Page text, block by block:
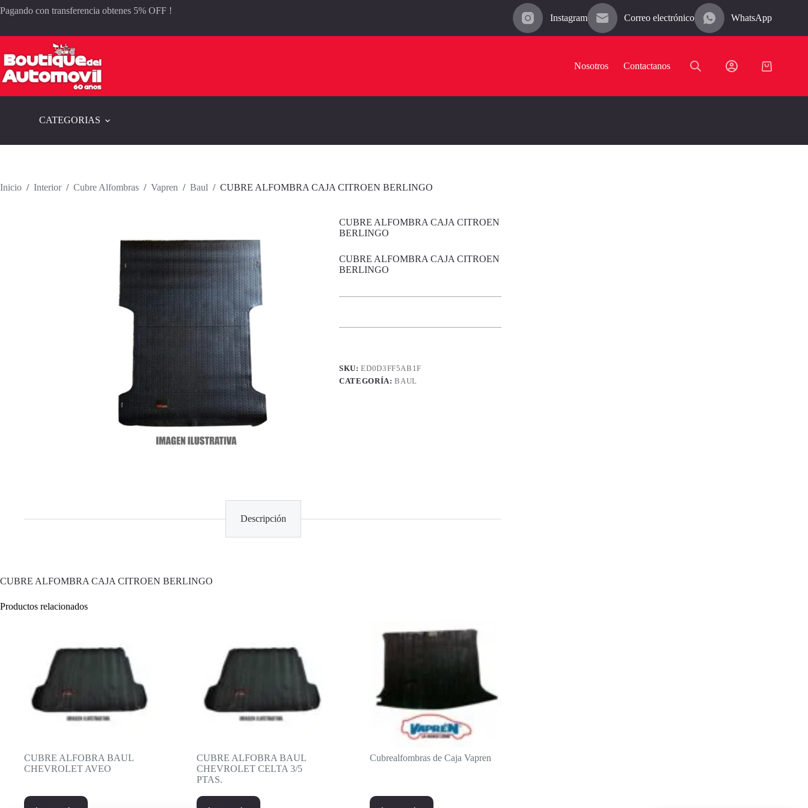
al
Pagando con transferencia obtenes 5% OFF !
Instagram Correo electrónico WhatsApp
Nosotros Contactanos
Carro
CATEGORIAS
Inicio / Interior / Cubre Alfombras / Vapren / Baul / CUBRE ALFOMBRA CAJA CITROEN BERLINGO
CUBRE ALFOMBRA CAJA CITROEN
BERLINGO
CUBRE ALFOMBRA CAJA CITROEN
BERLINGO
SKU:ED0D3FF5AB1F
CATEGORÍA:BAUL
Descripción
CUBRE ALFOMBRA CAJA CITROEN BERLINGO
Productos relacionados
CUBRE ALFOBRA BAUL
CHEVROLET AVEO
CUBRE ALFOBRA BAUL
CHEVROLET CELTA 3/5
PTAS.
Cubrealfombras de Caja Vapren